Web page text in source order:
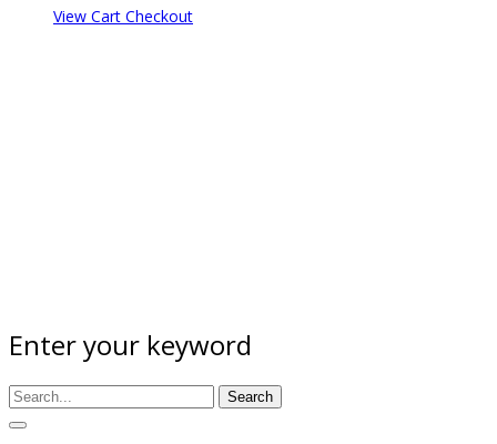
View Cart Checkout
Enter your keyword
Search